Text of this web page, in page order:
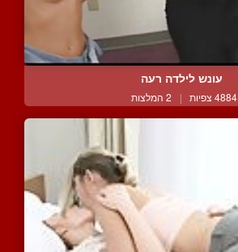
עונש לילדה רעה
4884 צפיות | 2 המלצות